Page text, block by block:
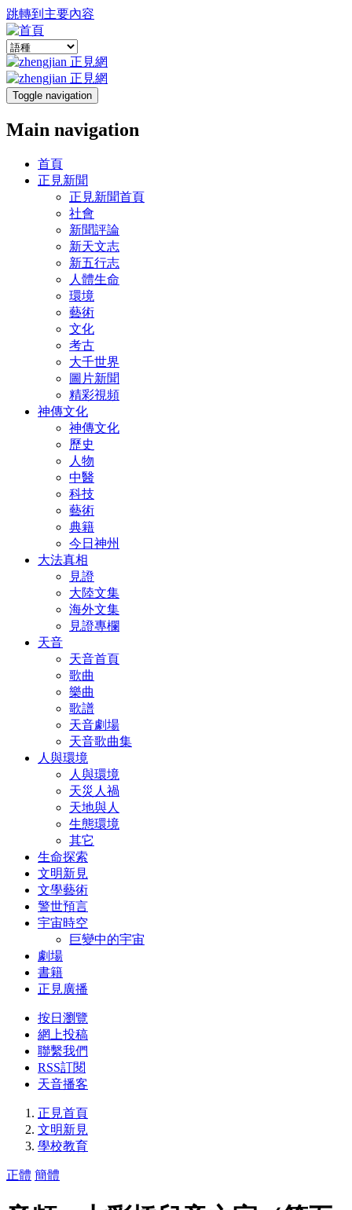
跳轉到主要內容
Toggle navigation
Main navigation
首頁
正見新聞
正見新聞首頁
社會
新聞評論
新天文志
新五行志
人體生命
環境
藝術
文化
考古
大千世界
圖片新聞
精彩視頻
神傳文化
神傳文化
歷史
人物
中醫
科技
藝術
典籍
今日神州
大法真相
見證
大陸文集
海外文集
見證專欄
天音
天音首頁
歌曲
樂曲
歌譜
天音劇場
天音歌曲集
人與環境
人與環境
天災人禍
天地與人
生態環境
其它
生命探索
文明新見
文學藝術
警世預言
宇宙時空
巨變中的宇宙
劇場
書籍
正見廣播
按日瀏覽
網上投稿
聯繫我們
RSS訂閱
天音播客
正見首頁
文明新見
學校教育
正體 簡體